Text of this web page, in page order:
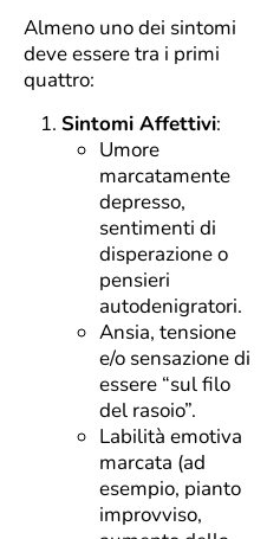
Almeno uno dei sintomi
deve essere tra i primi
quattro:
Sintomi Affettivi:
Umore
marcatamente
depresso,
sentimenti di
disperazione o
pensieri
autodenigratori.
Ansia, tensione
e/o sensazione di
essere “sul filo
del rasoio”.
Labilità emotiva
marcata (ad
esempio, pianto
improvviso,